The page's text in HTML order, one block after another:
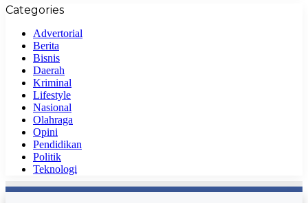
Categories
Advertorial
Berita
Bisnis
Daerah
Kriminal
Lifestyle
Nasional
Olahraga
Opini
Pendidikan
Politik
Teknologi